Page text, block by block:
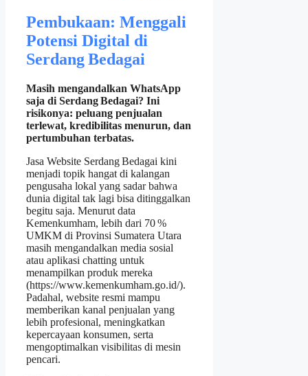
Pembukaan: Menggali
Potensi Digital di
Serdang Bedagai
Masih mengandalkan WhatsApp
saja di Serdang Bedagai? Ini
risikonya: peluang penjualan
terlewat, kredibilitas menurun, dan
pertumbuhan terbatas.
Jasa Website Serdang Bedagai kini
menjadi topik hangat di kalangan
pengusaha lokal yang sadar bahwa
dunia digital tak lagi bisa ditinggalkan
begitu saja. Menurut data
Kemenkumham, lebih dari 70 %
UMKM di Provinsi Sumatera Utara
masih mengandalkan media sosial
atau aplikasi chatting untuk
menampilkan produk mereka
(https://www.kemenkumham.go.id/).
Padahal, website resmi mampu
memberikan kanal penjualan yang
lebih profesional, meningkatkan
kepercayaan konsumen, serta
mengoptimalkan visibilitas di mesin
pencari.